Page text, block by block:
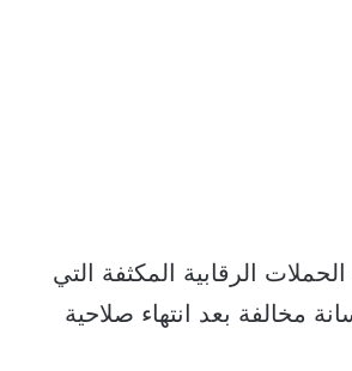
الرقابية المكثفة التي
مخالفة بعد انتهاء صلاحية